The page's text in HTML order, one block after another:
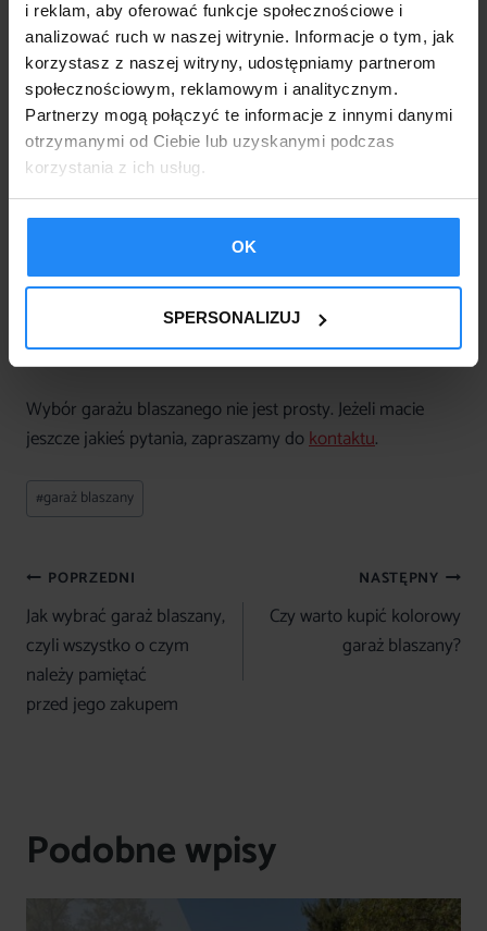
i reklam, aby oferować funkcje społecznościowe i
analizować ruch w naszej witrynie. Informacje o tym, jak
korzystasz z naszej witryny, udostępniamy partnerom
społecznościowym, reklamowym i analitycznym.
Partnerzy mogą połączyć te informacje z innymi danymi
otrzymanymi od Ciebie lub uzyskanymi podczas
korzystania z ich usług.
OK
SPERSONALIZUJ
Ile kosztuje garaż
blaszany z oknem?
Garaż blaszany z oknem jest droższy od zwykłego
garażu.Jego cena zależy od ilości okien które chcą
Państwo zamontować, a także od wielkości samego
Czasem jednak warto zainwestować w wygląd
i funkcjonalność garażu.
Wybór garażu blaszanego nie jest prosty. Jeżeli macie
jeszcze jakieś pytania, zapraszamy dokontaktu.
Tagi
wpisu:
#garaż blaszany
Nawigacja
wpisu
POPRZEDNI
Jak wybrać garaż blaszany,
czyli wszystko o czym
należy pamiętać
przed jego zakupem
NASTĘPNY
Czy warto kupić kolorowy
garaż blaszany?
Podobne wpisy